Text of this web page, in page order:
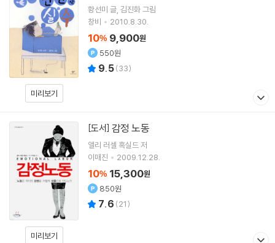
미리보기
황선미 글 김진화그림
창비
2010.8.30.
10% 9,900원
550원
9.5(33)
미리보기
[도서] 감정 노동
앨리 러셀 혹실드 저
이매진
2009.12.28.
10% 15,300원
850원
7.6 (21)